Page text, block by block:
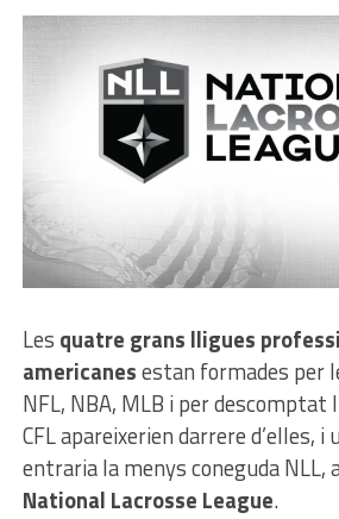
Les quatre grans lligues
americanesestan formades per
NFL, NBA, MLB i per descomptat
CFL apareixerien darrere d’elles,
entraria la menys coneguda NLL,
National Lacrosse League.